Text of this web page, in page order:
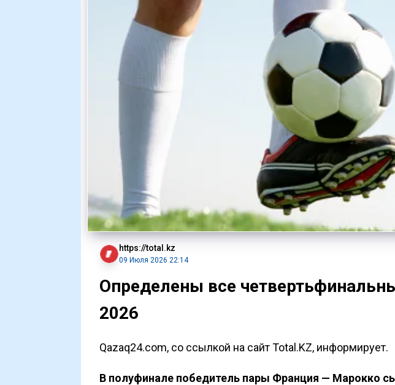
https://total.kz
09 Июля 2026 22:14
Определены все
2026
Qazaq24.com, со ссылкой на сайт Total.KZ, информирует.
В полуфинале победитель пары Франция — Марокко